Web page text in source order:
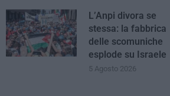
L’Anpi divora se
stessa: la fabbrica
delle scomuniche
esplode su Israele
5 Agosto 2026